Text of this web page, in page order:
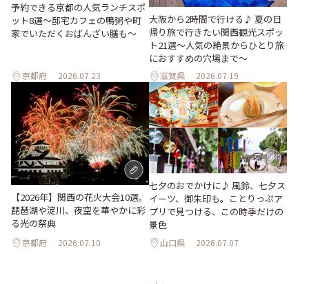
予約できる京都の人気ランチスポ
ット8選～邸宅カフェの鴨粥や町
家でいただくおばんざい膳も～
京都府 2026.07.23
大阪から2時間で行ける♪ 夏の日
帰り旅で行きたい関西観光スポッ
ト21選～人気の絶景からひとり旅
におすすめの穴場まで～
滋賀県 2026.07.19
【2026年】関西の花火大会10選。
琵琶湖や淀川、夜空を華やかに彩
る光の祭典
京都府 2026.07.10
七夕のおでかけに♪ 風鈴、七夕ス
イーツ、御朱印も。ことりっぷア
プリで見つける、この時季だけの
景色
山口県 2026.07.07